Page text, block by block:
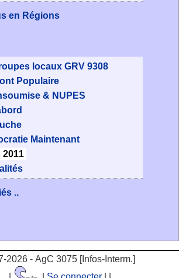
en Régions
locaux GRV 9308
Populaire
& NUPES
Maintenant
2011
..
2007-2026 - AgC 3075 [Infos-Interm.]